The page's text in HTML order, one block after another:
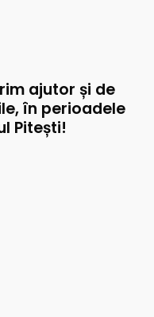
ajutor și de
în perioadele
Pitești!